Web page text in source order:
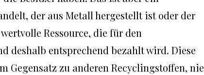
der aus Metall hergestellt ist oder der
Ressource, die für den
deshalb entsprechend bezahlt wird. Diese
Gegensatz zu anderen Recyclingstoffen, nie